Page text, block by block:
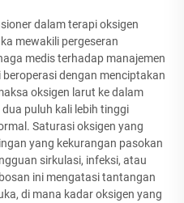
dalam terapi oksigen
mewakili pergeseran
medis terhadap manajemen
beroperasi dengan menciptakan
oksigen larut ke dalam
puluh kali lebih tinggi
Saturasi oksigen yang
yang kekurangan pasokan
sirkulasi, infeksi, atau
ini mengatasi tantangan
di mana kadar oksigen yang